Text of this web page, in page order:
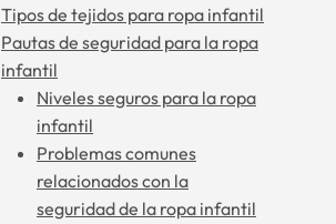
Tipos de tejidos para ropa infantil
Pautas de seguridad para la ropa
infantil
Niveles seguros para la ropa
infantil
Problemas comunes
relacionados con la
seguridad de la ropa infantil